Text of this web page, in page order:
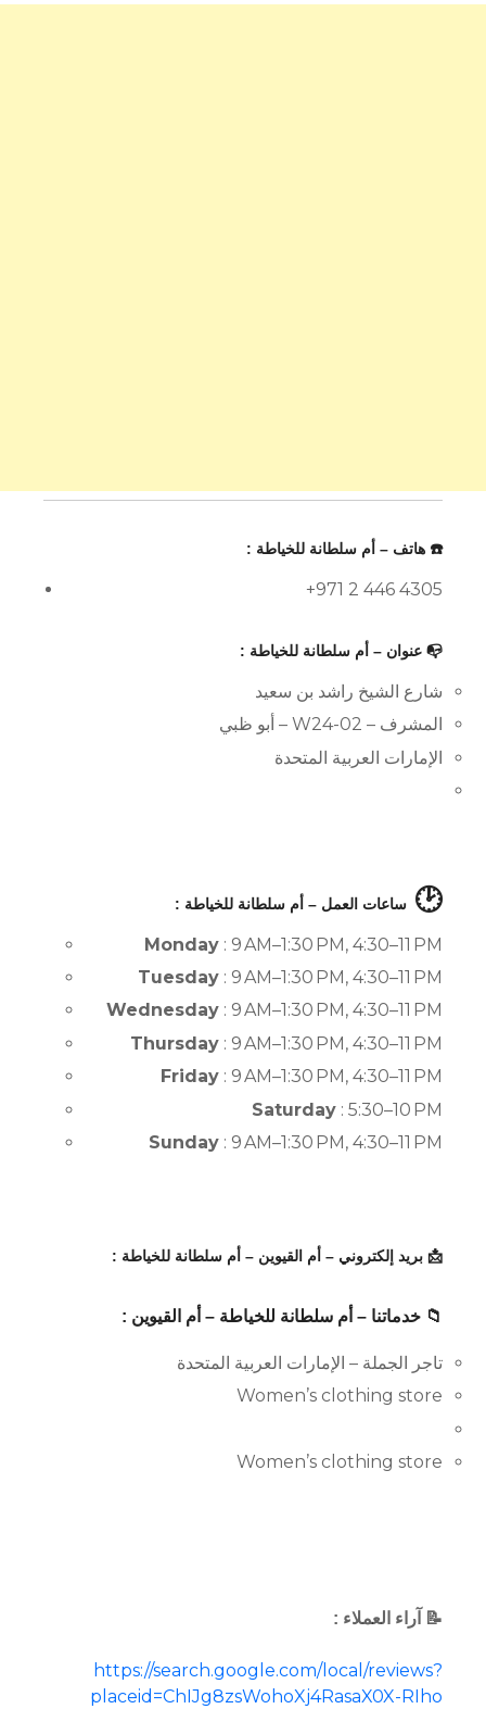
☎️ هاتف – أم سلطانة للخياطة :
+971 2 446 4305
📭 عنوان – أم سلطانة للخياطة :
شارع الشيخ راشد بن سعيد
المشرف – W24-02 – أبو ظبي
الإمارات العربية المتحدة
🕑 ساعات العمل – أم سلطانة للخياطة :
Monday : 9 AM–1:30 PM, 4:30–11 PM
Tuesday : 9 AM–1:30 PM, 4:30–11 PM
Wednesday : 9 AM–1:30 PM, 4:30–11 PM
Thursday : 9 AM–1:30 PM, 4:30–11 PM
Friday : 9 AM–1:30 PM, 4:30–11 PM
Saturday : 5:30–10 PM
Sunday : 9 AM–1:30 PM, 4:30–11 PM
📩 بريد إلكتروني – أم القيوين – أم سلطانة للخياطة :
📁 خدماتنا – أم سلطانة للخياطة – أم القيوين :
تاجر الجملة – الإمارات العربية المتحدة
Women’s clothing store
Women’s clothing store
📝 آراء العملاء :
https://search.google.com/local/reviews?
placeid=ChIJg8zsWohoXj4RasaX0X-RIho